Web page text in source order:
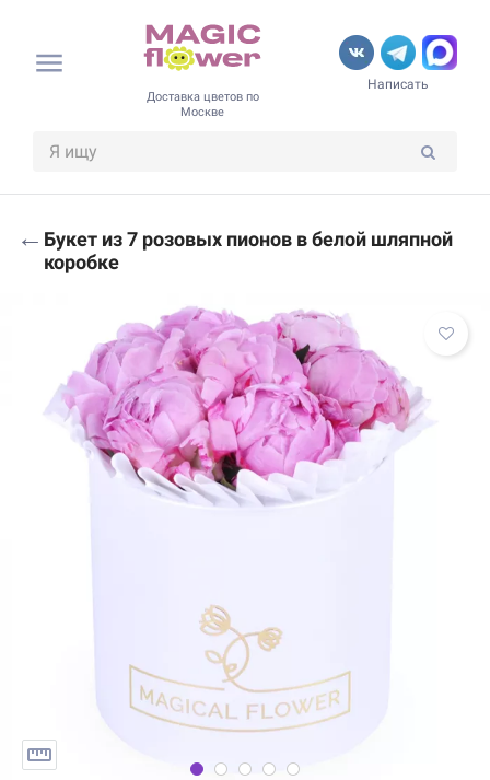
Доставка цветов по
Москве
Написать
← Букет из 7 розовых пионов в белой шляпной
коробке